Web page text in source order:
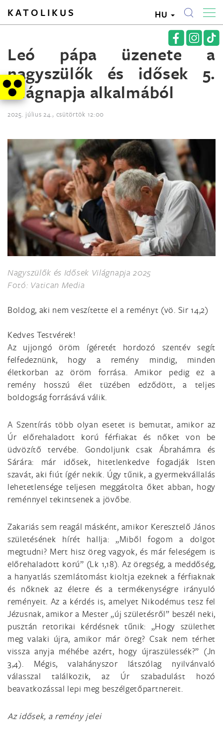
KATOLIKUS HU
Leó pápa üzenete a
nagyszülők és idősek 5.
világnapja alkalmából
2025. július 24., csütörtök 12:00
Nagyszülők és Idősek Világnapja 2025
Fotó: Vatican Media
Boldog, aki nem veszítette el a reményt (vö. Sir 14,2)
Kedves Testvérek!
Az ujjongó öröm ígéretét hordozó szentév segít
felfedeznünk, hogy a remény mindig, minden
életkorban az öröm forrása. Amikor pedig ez a
remény hosszú élet tüzében edződött, a teljes
boldogság forrásává válik.
A Szentírás több olyan esetet is bemutat, amikor az
Úr előrehaladott korú férfiakat és nőket von be
üdvözítő tervébe. Gondoljunk csak Ábrahámra és
Sárára: már idősek, hitetlenkedve fogadják Isten
szavát, aki fiút ígér nekik. Úgy tűnik, a gyermekvállalás
lehetetlensége teljesen meggátolta őket abban, hogy
reménnyel tekintsenek a jövőbe.
Zakariás sem reagál másként, amikor Keresztelő János
születésének hírét hallja: „Miből fogom a dolgot
megtudni? Mert hisz öreg vagyok, és már feleségem is
előrehaladott korú” (Lk 1,18). Az öregség, a meddőség,
a hanyatlás szemlátomást kioltja ezeknek a férfiaknak
és nőknek az életre és a termékenységre irányuló
reményeit. Az a kérdés is, amelyet Nikodémus tesz fel
Jézusnak, amikor a Mester „új születésről” beszél neki,
pusztán retorikai kérdésnek tűnik: „Hogy születhet
meg valaki újra, amikor már öreg? Csak nem térhet
vissza anyja méhébe azért, hogy újraszülessék?” (Jn
3,4). Mégis, valahányszor látszólag nyilvánvaló
válasszal találkozik, az Úr szabadulást hozó
beavatkozással lepi meg beszélgetőpartnereit.
Az idősek, a remény jelei